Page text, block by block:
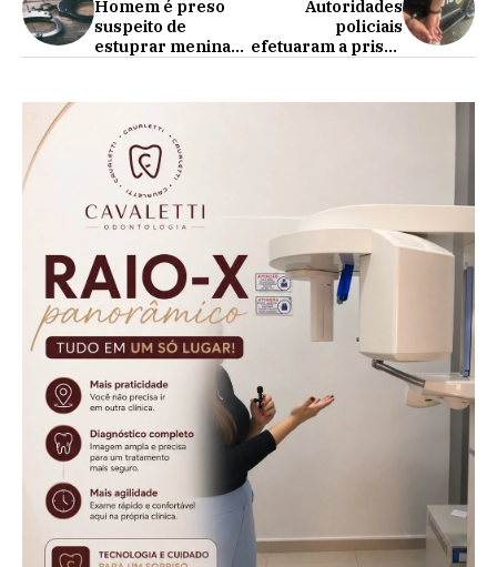
Homem é preso
suspeito de
estuprar menina
Autoridades
policiais
efetuaram a prisão
homicídio de